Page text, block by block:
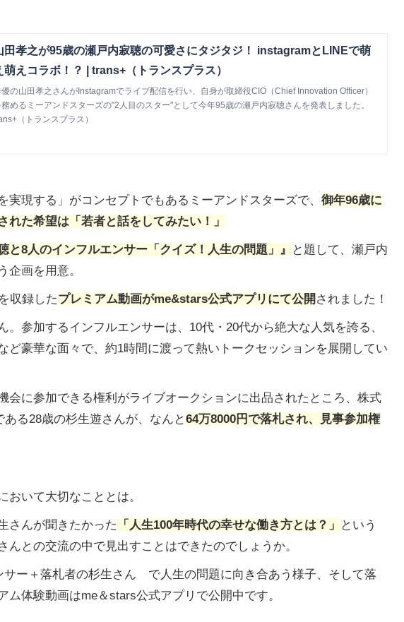
田孝之が95歳の瀬戸内寂聴の可愛さにタジタジ！ instagramとLINEで萌
萌えコラボ！？ | trans+（トランスプラス）
優の山田孝之さんがInstagramでライブ配信を行い、自身が取締役CIO（Chief Innovation Officer）
務めるミーアンドスターズの"2人目のスター"として今年95歳の瀬戸内寂聴さんを発表しました。
（トランスプラス）
実現する」がコンセプトでもあるミーアンドスターズで、 御年96歳に
れた希望は「若者と話をしてみたい！」
と8人のインフルエンサー「クイズ！人生の問題」』
と題して、瀬戸内
企画を用意。
収録したプレミアム動画がme&stars公式アプリにて公開 されました！
。参加するインフルエンサーは、10代・20代から絶大な人気を誇る、
ど豪華な面々で、約1時間に渡って熱いトークセッションを展開してい
会に参加できる権利がライブオークションに出品されたところ、株式
る28歳の杉生遊さんが、なんと64万8000円で落札され、見事参加権
おいて大切なこととは。
さんが聞きたかった 「人生100年時代の幸せな働き方とは？」
という
んとの交流の中で見出すことはできたのでしょうか。
サー＋落札者の杉生さん で人生の問題に向き合あう様子、そして落
ム体験動画はme＆stars公式アプリで公開中です。